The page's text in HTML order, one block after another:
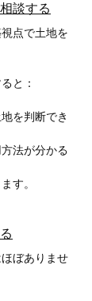
談する
点で土地を
と：
を判断でき
法が分かる
す。
ぼありませ